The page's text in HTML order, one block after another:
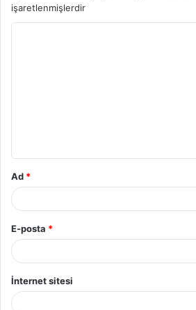
işaretlenmişlerdir
Ad *
E-posta *
İnternet sitesi